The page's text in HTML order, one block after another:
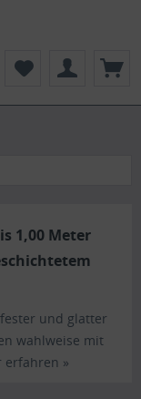
1,00 Meter
und glatter
wahlweise mit
erfahren »